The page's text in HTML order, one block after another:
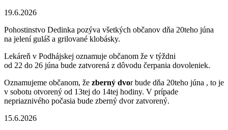
19.6.2026
Pohostinstvo Dedinka pozýva všetkých občanov dňa 20teho júna
na jelení guláš a grilované klobásky.
Lekáreň v Podhájskej oznamuje občanom že v týždni
od 22 do 26 júna bude zatvorená z dôvodu čerpania dovoleniek.
Oznamujeme občanom, že zberný dvor bude dňa 20teho júna , to je
v sobotu otvorený od 13tej do 14tej hodiny. V prípade
nepriaznivého počasia bude zberný dvor zatvorený.
15.6.2026